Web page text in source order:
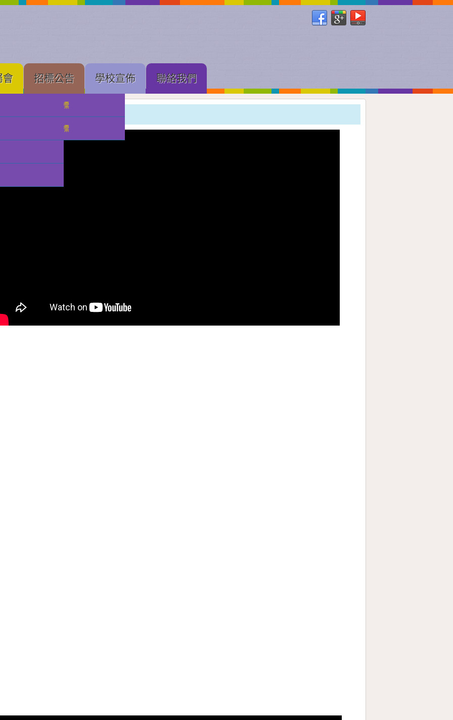
會 招標公告
中學部招標
小幼部招標
學校宣佈 聯絡我們
學部